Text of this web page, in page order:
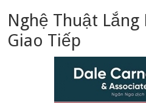
Nghệ Thuật Lắng
Giao Tiếp